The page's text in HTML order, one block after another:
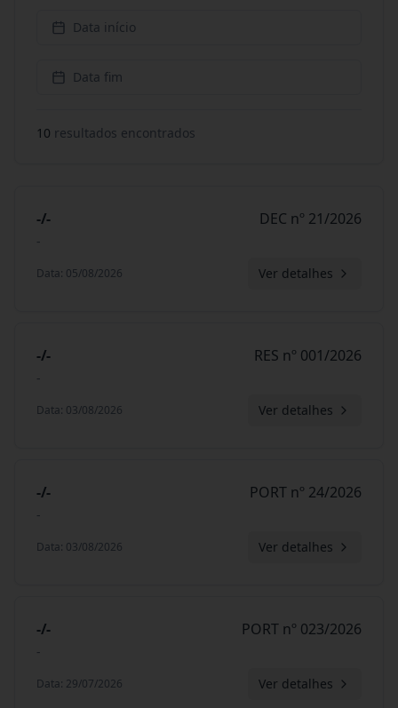
Data início
Data fim
10 resultados encontrados
-/-
-
DEC nº 21/2026
Data: 05/08/2026 Ver detalhes
-/-
-
RES nº 001/2026
Data: 03/08/2026 Ver detalhes
-/-
-
PORT nº 24/2026
Data: 03/08/2026 Ver detalhes
-/-
-
PORT nº 023/2026
Data: 29/07/2026 Ver detalhes